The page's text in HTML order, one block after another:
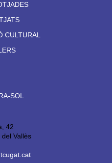
CULTURAL
SOL
42
Vallès